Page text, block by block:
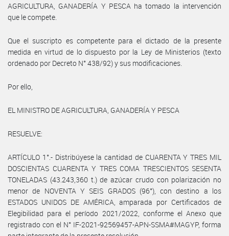
AGRICULTURA, GANADERÍA Y PESCA ha tomado la intervención
que le compete.
Que el suscripto es competente para el dictado de la presente
medida en virtud de lo dispuesto por la Ley de Ministerios (texto
ordenado por Decreto N° 438/92) y sus modificaciones.
Por ello,
EL MINISTRO DE AGRICULTURA, GANADERÍA Y PESCA
RESUELVE:
ARTÍCULO 1°.- Distribúyese la cantidad de CUARENTA Y TRES MIL
DOSCIENTAS CUARENTA Y TRES COMA TRESCIENTOS SESENTA
TONELADAS (43.243,360 t.) de azúcar crudo con polarización no
menor de NOVENTA Y SEIS GRADOS (96°), con destino a los
ESTADOS UNIDOS DE AMÉRICA, amparada por Certificados de
Elegibilidad para el período 2021/2022, conforme el Anexo que
registrado con el N° IF-2021-92569457-APN-SSMA#MAGYP, forma